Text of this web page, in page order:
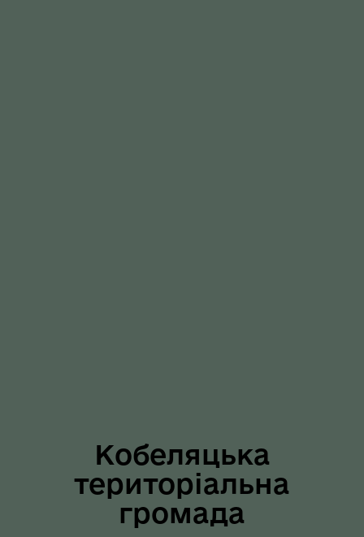
Кобеляцька
територіальна
громада